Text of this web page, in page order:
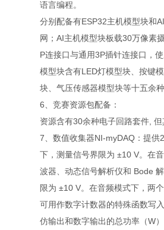
语言编程。
分别配备有ESP32主机模型块和
网；AI主机模型块板载30万像素
P连接口与通用3P插针连接口，
模型块含有LED灯模型块、按键
块、气压传感器模型块等十五余
6、竞赛资源包配备：
资源含有30余种电子回路套件, 但
7、数值收集器NI-myDAQ：提供
下，测量信号界限为 ±10 V。在
波器、动态信号解析仪和 Bode
限为 ±10 V。在音频模式下，两
可用作数字计数器的特殊函数写
仿输出和数字输出的总功率（W